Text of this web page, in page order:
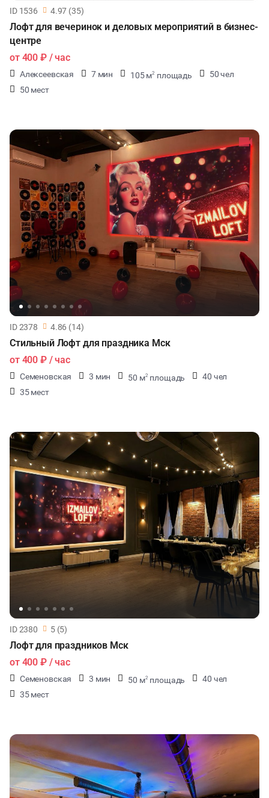
ID 1536 4.97 (35)
Лофт для вечеринок и деловых мероприятий в бизнес-
центре
от 400 ₽/ час
Алексеевская 7 мин 105 м2 площадь
50 чел
50 мест
ID 2378 4.86 (14)
Стильный Лофт для праздника Мск
от 400 ₽/ час
Семеновская 3 мин 50 м2 площадь
40 чел
35 мест
ID 2380 5 (5)
Лофт для праздников Мск
от 400 ₽/ час
Семеновская 3 мин 50 м2 площадь
40 чел
35 мест